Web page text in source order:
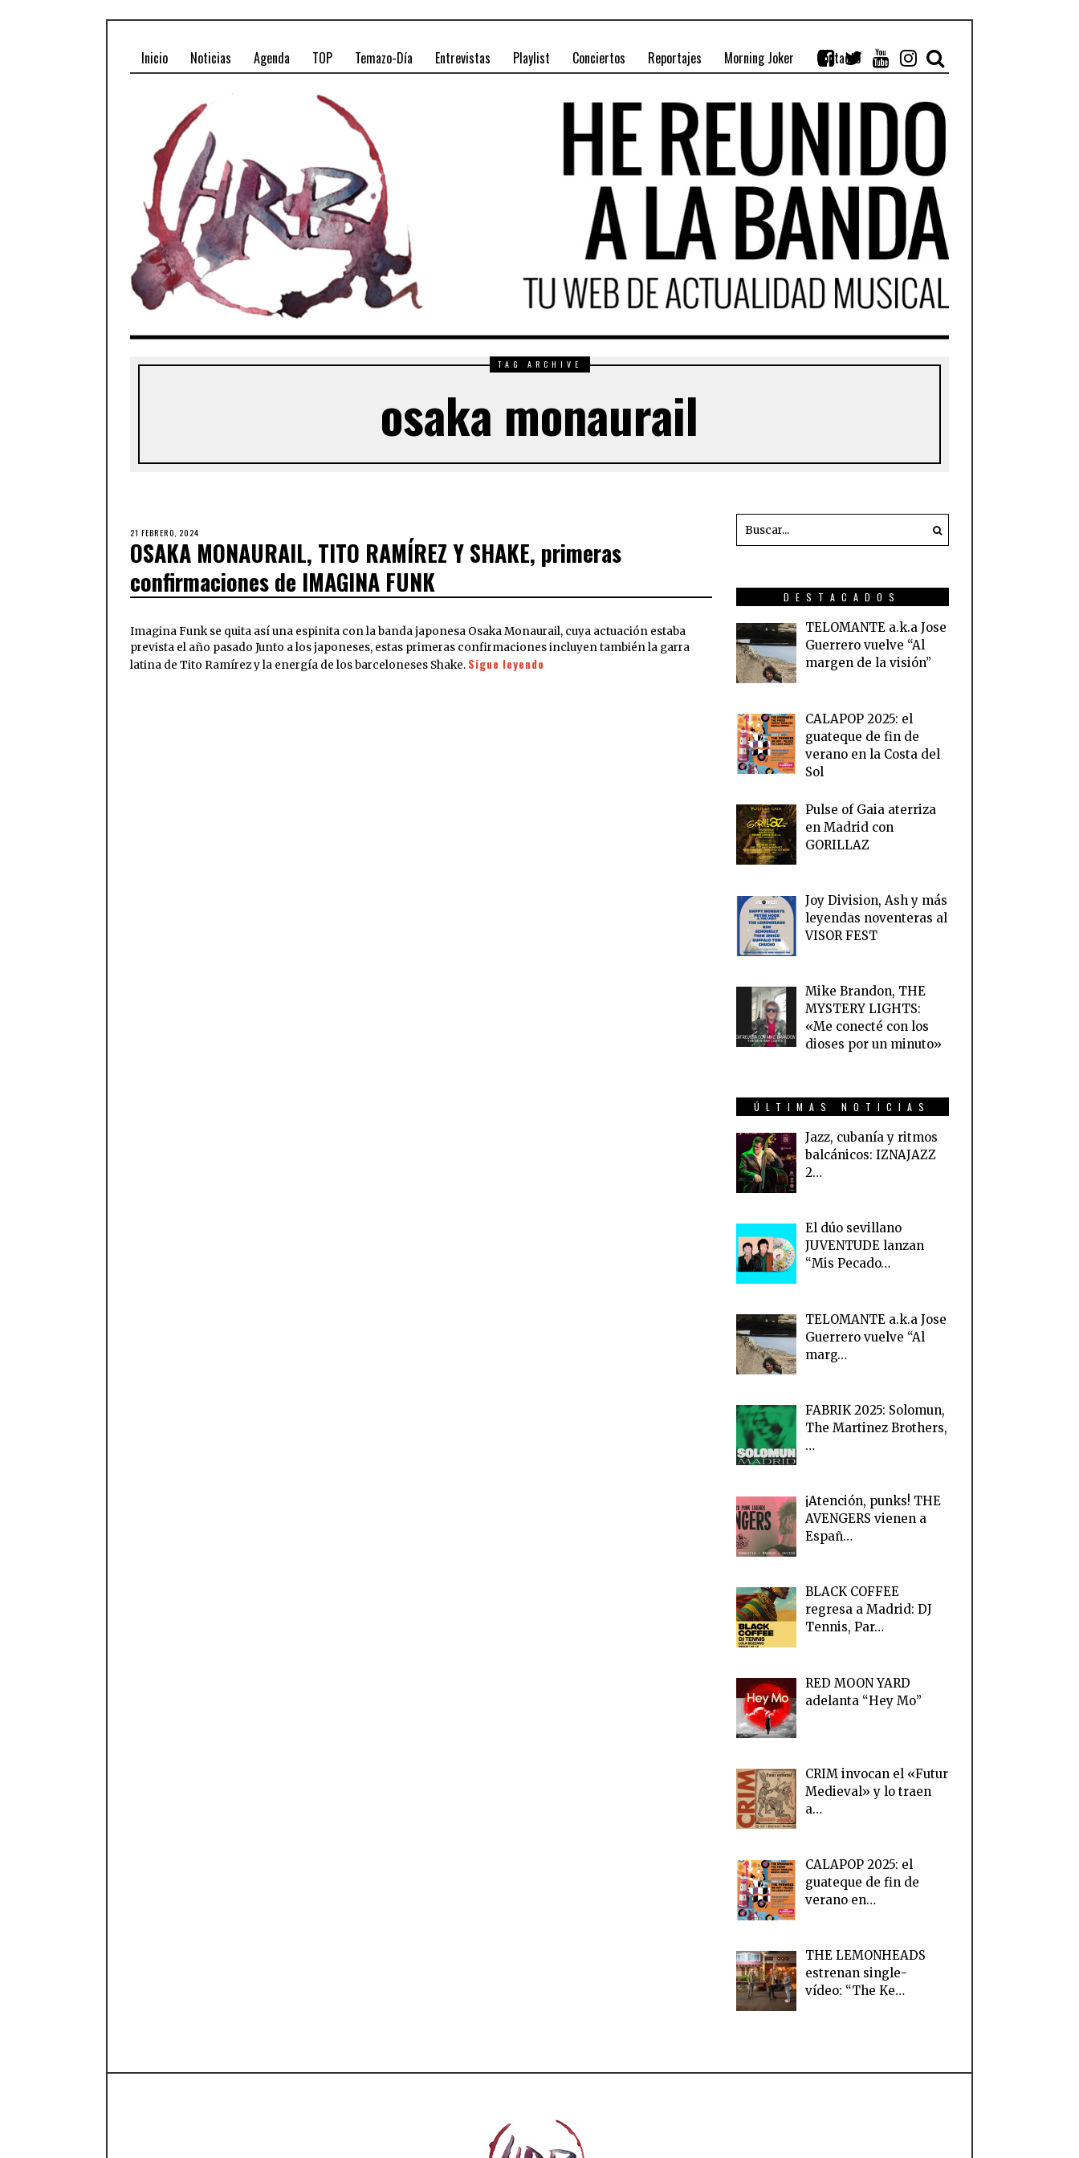
Inicio Noticias Agenda TOP Temazo-Día Entrevistas Playlist Conciertos Reportajes Morning Joker Contacto
TAG ARCHIVE
osaka monaurail
21 FEBRERO, 2024
OSAKA MONAURAIL, TITO RAMÍREZ Y SHAKE, primeras
confirmaciones de IMAGINA FUNK
Imagina Funk se quita así una espinita con la banda japonesa Osaka Monaurail, cuya actuación estaba
prevista el año pasado Junto a los japoneses, estas primeras confirmaciones incluyen también la garra
latina de Tito Ramírez y la energía de los barceloneses Shake. Sigue leyendo
DESTACADOS
TELOMANTE a.k.a Jose
Guerrero vuelve “Al
margen de la visión”
CALAPOP 2025: el
guateque de fin de
verano en la Costa del
Sol
Pulse of Gaia aterriza
en Madrid con
GORILLAZ
Joy Division, Ash y más
leyendas noventeras al
VISOR FEST
Mike Brandon, THE
MYSTERY LIGHTS:
«Me conecté con los
dioses por un minuto»
ÚLTIMAS NOTICIAS
Jazz, cubanía y ritmos
balcánicos: IZNAJAZZ
2…
El dúo sevillano
JUVENTUDE lanzan
“Mis Pecado…
TELOMANTE a.k.a Jose
Guerrero vuelve “Al
marg…
FABRIK 2025: Solomun,
The Martinez Brothers,
…
¡Atención, punks! THE
AVENGERS vienen a
Españ…
BLACK COFFEE
regresa a Madrid: DJ
Tennis, Par…
RED MOON YARD
adelanta “Hey Mo”
CRIM invocan el «Futur
Medieval» y lo traen
a…
CALAPOP 2025: el
guateque de fin de
verano en…
THE LEMONHEADS
estrenan single-
vídeo: “The Ke…